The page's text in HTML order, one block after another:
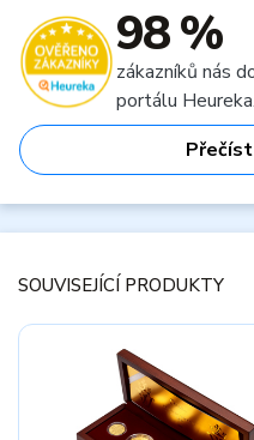
98 %
zákazníků nás
portálu
SOUVISEJÍCÍ PRODUKTY